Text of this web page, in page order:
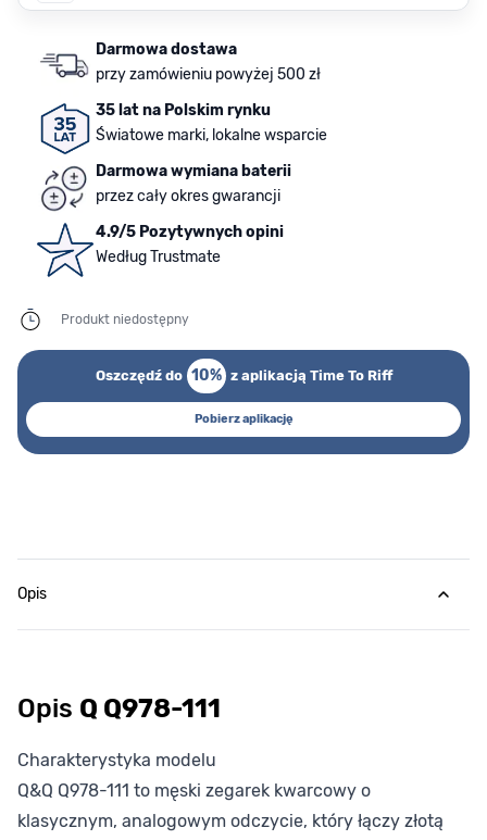
Darmowa dostawa
przy zamówieniu powyżej 500 zł
35 lat na Polskim rynku
Światowe marki, lokalne wsparcie
Darmowa wymiana baterii
przez cały okres gwarancji
4.9/5 Pozytywnych opini
Według Trustmate
Produkt niedostępny
Oszczędź do 10% z aplikacją Time To Riff
Pobierz aplikację
Opis
Opis Q Q978-111
Charakterystyka modelu
Q&Q Q978-111 to męski zegarek kwarcowy o
klasycznym, analogowym odczycie, który łączy złotą